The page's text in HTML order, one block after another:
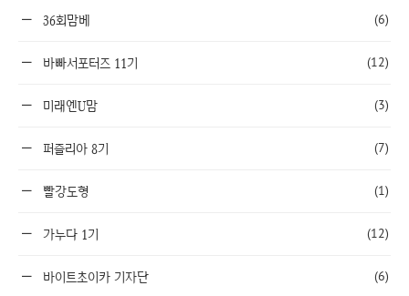
36회맘베 (6)
바빠서포터즈 11기 (12)
미래엔U맘 (3)
퍼즐리아 8기 (7)
빨강도형 (1)
가누다 1기 (12)
바이트초이카 기자단 (6)